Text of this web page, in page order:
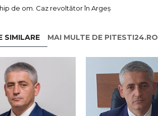
de om. Caz revoltător în Argeș
SIMILARE MAI MULTE DE PITESTI24.RO